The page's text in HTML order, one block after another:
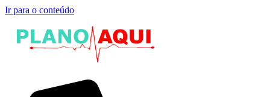
Ir para o conteúdo